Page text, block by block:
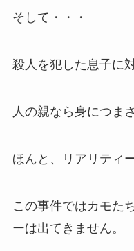
そして・・・
殺人を犯した息子に
人の親なら身につま
ほんと、リアリティ
この事件ではカモた
ーは出てきません。